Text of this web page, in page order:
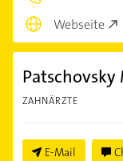
Webseite
ZAHNÄRZTE
E-Mail